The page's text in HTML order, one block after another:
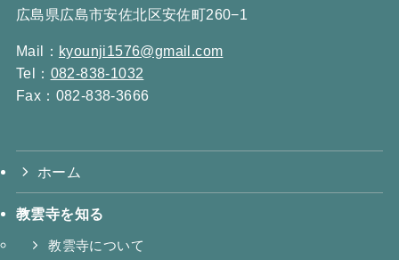
広島県広島市安佐北区安佐町260−1
Mail： kyounji1576@gmail.com
Tel： 082-838-1032
Fax：082-838-3666
ホーム
教雲寺を知る
教雲寺について